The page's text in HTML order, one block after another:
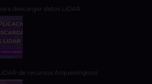
descargar datos LiDAR
de recursos Arqueológicos